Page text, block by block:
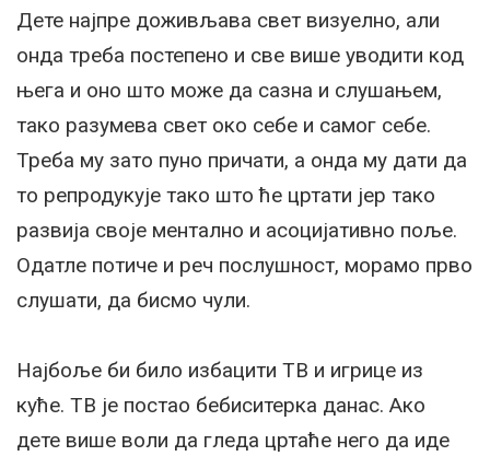
Дете најпре доживљава свет визуелно, али
онда треба постепено и све више уводити код
њега и оно што може да сазна и слушањем,
тако разумева свет око себе и самог себе.
Треба му зато пуно причати, а онда му дати да
то репродукује тако што ће цртати јер тако
развија своје ментално и асоцијативно поље.
Одатле потиче и реч послушност, морамо прво
слушати, да бисмо чули.
Најбоље би било избацити ТВ и игрице из
куће. ТВ је постао бебиситерка данас. Ако
дете више воли да гледа цртаће него да иде